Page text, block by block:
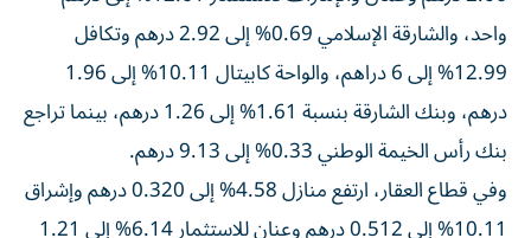
واحد، والشارقة الإسلامي 0.69% إلى 2.92 درهم وتكافل
12.99% إلى 6 دراهم، والواحة كابيتال 10.11% إلى 1.96
درهم، وبنك الشارقة بنسبة 1.61% إلى 1.26 درهم، بينما تراجع
بنك رأس الخيمة الوطني 0.33% إلى 9.13 درهم.
وفي قطاع العقار، ارتفع منازل 4.58% إلى 0.320 درهم وإشراق